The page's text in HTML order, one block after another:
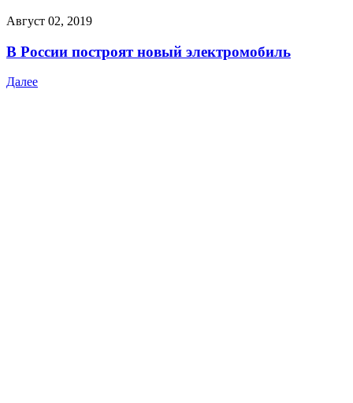
Август 02, 2019
В России построят новый электромобиль
Далее